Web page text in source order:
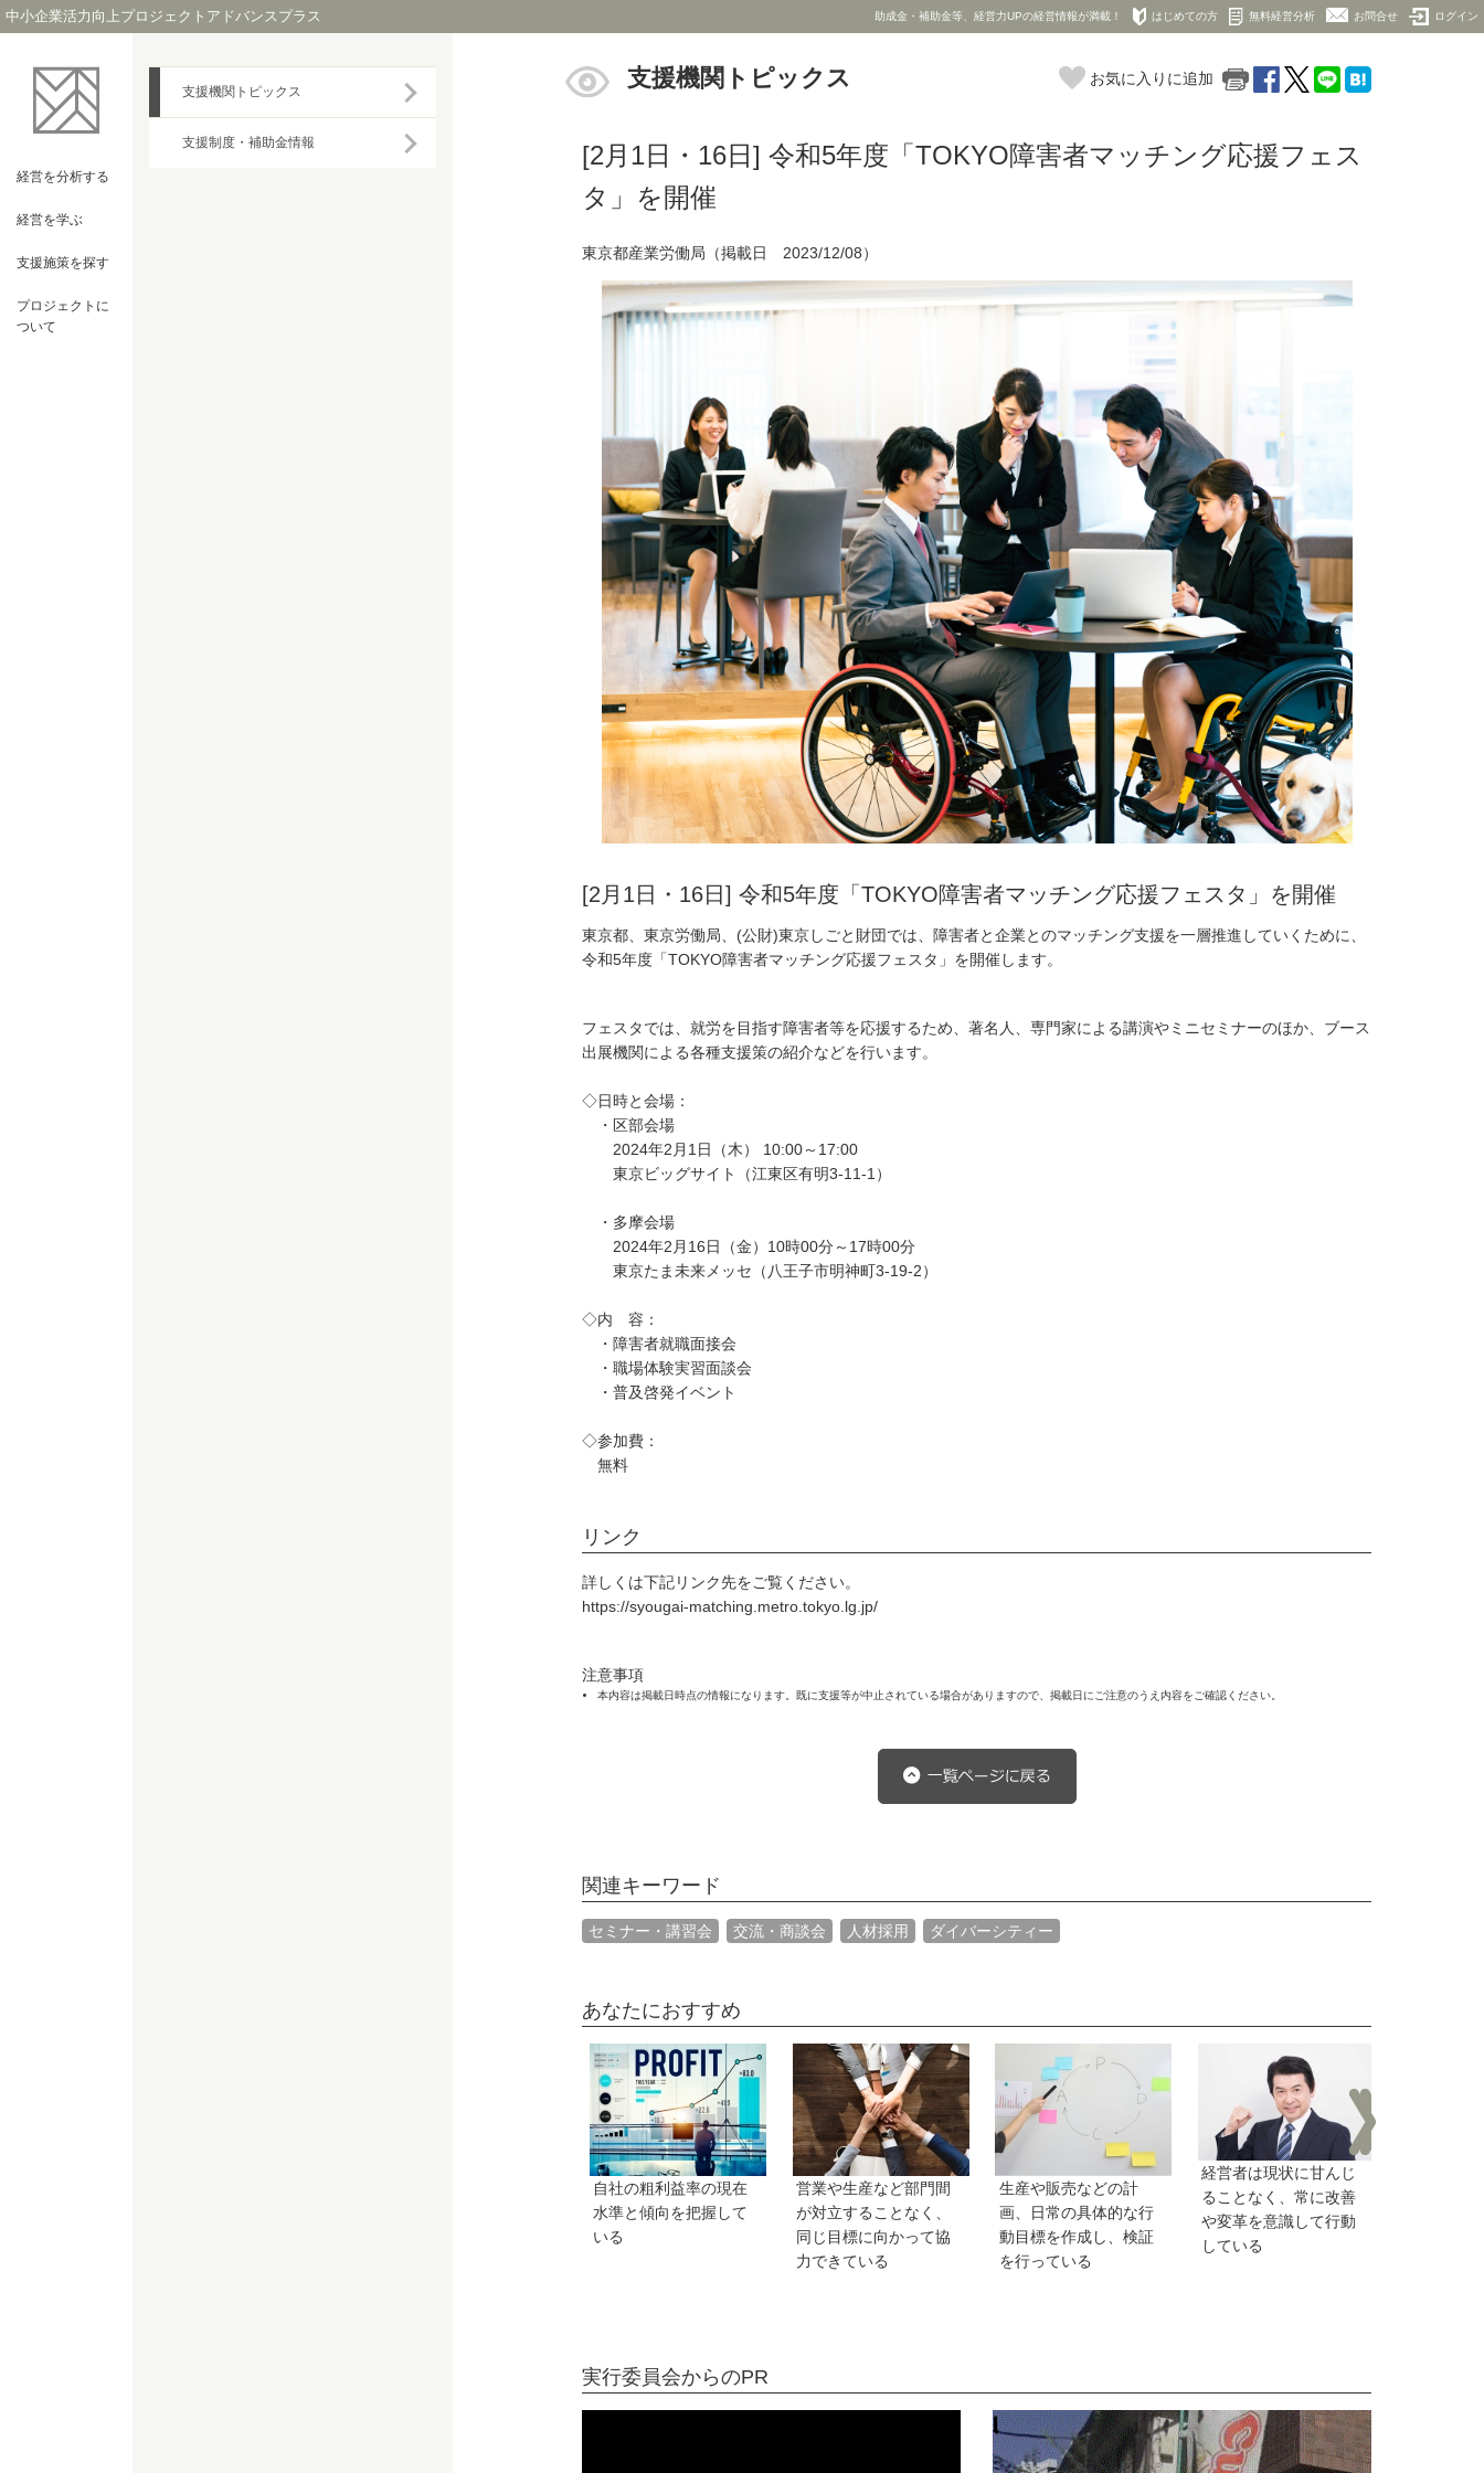
中小企業活力向上プロジェクトアドバンスプラス 助成金・補助金等、経営力UPの経営情報が満載！ はじめての方 無料経営分析 お問合せ ログイン
経営を分析する
経営を学ぶ
支援施策を探す
プロジェクト に
ついて
支援機関トピックス
支援制度・補助金情報
支援機関トピックス お気に入りに追加
[2月1日・16日] 令和5年度「TOKYO障害者マッチング応援フェス
タ」を開催
東京都産業労働局（掲載日 2023/12/08）
[2月1日・16日] 令和5年度「TOKYO障害者マッチング応援フェスタ」を開催
東京都、東京労働局、(公財)東京しごと財団では、障害者と企業とのマッチング支援を一層推進していくために、
令和5年度「TOKYO障害者マッチング応援フェスタ」を開催します。
フェスタでは、就労を目指す障害者等を応援するため、著名人、専門家による講演やミニセミナーのほか、ブース
出展機関による各種支援策の紹介などを行います。
◇日時と会場：
・区部会場
2024年2月1日（木） 10:00～17:00
東京ビッグサイト（江東区有明3-11-1）
・多摩会場
2024年2月16日（金）10時00分～17時00分
東京たま未来メッセ（八王子市明神町3-19-2）
◇内 容：
・障害者就職面接会
・職場体験実習面談会
・普及啓発イベント
◇参加費：
無料
リンク
詳しくは下記リンク先をご覧ください。
https://syougai-matching.metro.tokyo.lg.jp/
注意事項
本内容は掲載日時点の情報になります。既に支援等が中止されている場合がありますので、掲載日にご注意のうえ内容をご確認ください。
関連キーワード
セミナー・講習会 交流・商談会 人材採用 ダイバーシティー
あなたにおすすめ
自社の粗利益率の現在
水準と傾向を把握して
いる
営業や生産など部門間
が対立することなく、
同じ目標に向かって協
力できている
生産や販売などの計
画、日常の具体的な行
動目標を作成し、検証
を行っている
経営者は現状に甘んじ
ることなく、常に改善
や変革を意識して行動
している
実行委員会からのPR